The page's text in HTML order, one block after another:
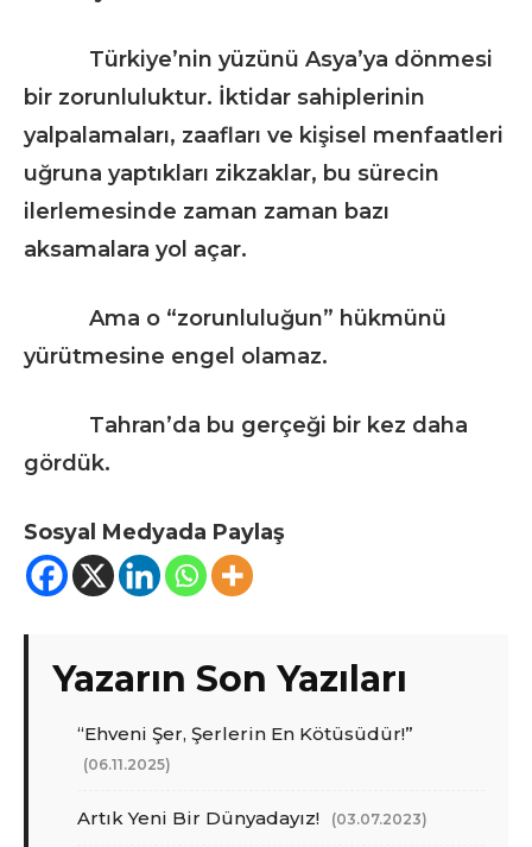
Türkiye’nin yüzünü Asya’ya dönmesi
bir zorunluluktur. İktidar sahiplerinin
yalpalamaları, zaafları ve kişisel menfaatleri
uğruna yaptıkları zikzaklar, bu sürecin
ilerlemesinde zaman zaman bazı
aksamalara yol açar.
Ama o “zorunluluğun” hükmünü
yürütmesine engel olamaz.
Tahran’da bu gerçeği bir kez daha
gördük.
Sosyal Medyada Paylaş
Yazarın Son Yazıları
“Ehveni Şer, Şerlerin En Kötüsüdür!”
(06.11.2025)
Artık Yeni Bir Dünyadayız! (03.07.2023)